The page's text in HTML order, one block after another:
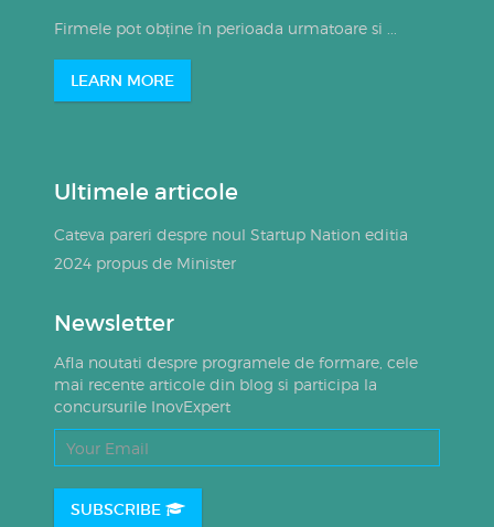
Firmele pot obține în perioada urmatoare si ...
LEARN MORE
Ultimele articole
Cateva pareri despre noul Startup Nation editia
2024 propus de Minister
Newsletter
Afla noutati despre programele de formare, cele
mai recente articole din blog si participa la
concursurile InovExpert
SUBSCRIBE